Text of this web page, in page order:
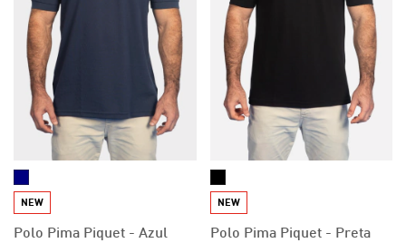
NEW
Polo Pima Piquet - Azul
NEW
Polo Pima Piquet - Preta